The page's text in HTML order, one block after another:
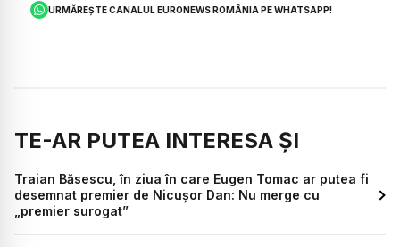
URMĂREȘTE CANALUL EURONEWS ROMÂNIA PE WHATSAPP!
TE-AR PUTEA INTERESA ȘI
Traian Băsescu, în ziua în care Eugen Tomac ar putea fi
desemnat premier de Nicușor Dan: Nu merge cu
„premier surogat”